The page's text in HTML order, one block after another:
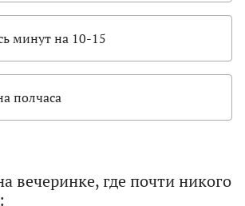
минут на 10-15
полчаса
вечеринке, где почти никого